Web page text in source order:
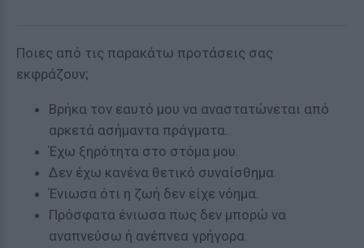
Ποιες από τις παρακάτω προτάσεις σας
εκφράζουν;
Βρήκα τον εαυτό μου να αναστατώνεται από
αρκετά ασήμαντα πράγματα.
Έχω ξηρότητα στο στόμα μου.
Δεν έχω κανένα θετικό συναίσθημα.
Ένιωσα ότι η ζωή δεν είχε νόημα.
Πρόσφατα ένιωσα πως δεν μπορώ να
αναπνεύσω ή ανέπνεα γρήγορα.